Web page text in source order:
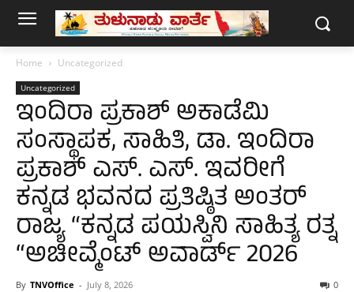
Home Uncategorized
Uncategorized
ಇಂದಿರಾ ಪ್ರಕಾಶ್ ಅಕಾಡೆಮಿ
ಸಂಸ್ಥಾಪಕ, ಸಾಹಿತಿ, ಡಾ. ಇಂದಿರಾ
ಪ್ರಕಾಶ್ ಎಸ್. ಎಸ್. ಇವರೀಗೆ
ಕನ್ನಡ ಭವನದ ಪ್ರತಿಷ್ಠಿತ ಅಂತರ್
ರಾಜ್ಯ “ಕನ್ನಡ ಪಯಸ್ವಿನಿ ಸಾಹಿತ್ಯ ರತ್ನ
“ಅಚೀವ್ಮೆಂಟ್ ಅವಾರ್ಡ್ 2026
By TNVOffice - July 8, 2026 0